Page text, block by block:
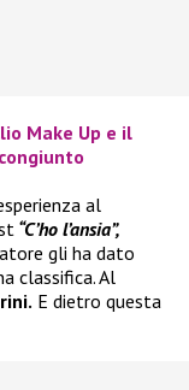
Make Up e il
al
“C’ho l’ansia”,
gli ha dato
classifica. Al
E dietro questa